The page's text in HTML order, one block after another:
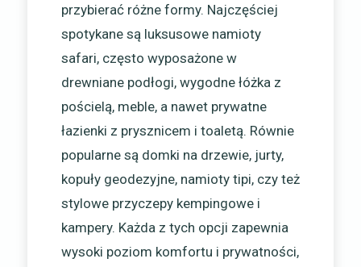
przybierać różne formy. Najczęściej
spotykane są luksusowe namioty
safari, często wyposażone w
drewniane podłogi, wygodne łóżka z
pościelą, meble, a nawet prywatne
łazienki z prysznicem i toaletą. Równie
popularne są domki na drzewie, jurty,
kopuły geodezyjne, namioty tipi, czy też
stylowe przyczepy kempingowe i
kampery. Każda z tych opcji zapewnia
wysoki poziom komfortu i prywatności,